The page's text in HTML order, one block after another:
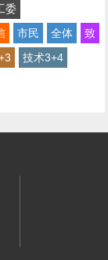
委
市民 全体
致
技术3+4